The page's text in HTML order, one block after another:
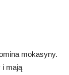
mokasyny.
i mają